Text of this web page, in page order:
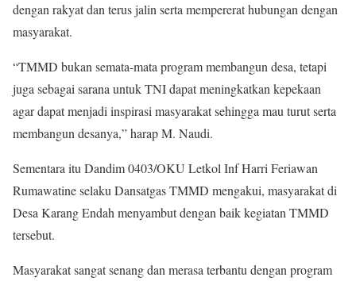
dengan rakyat dan terus jalin serta mempererat hubungan dengan
masyarakat.
“TMMD bukan semata-mata program membangun desa, tetapi
juga sebagai sarana untuk TNI dapat meningkatkan kepekaan
agar dapat menjadi inspirasi masyarakat sehingga mau turut serta
membangun desanya,” harap M. Naudi.
Sementara itu Dandim 0403/OKU Letkol Inf Harri Feriawan
Rumawatine selaku Dansatgas TMMD mengakui, masyarakat di
Desa Karang Endah menyambut dengan baik kegiatan TMMD
tersebut.
Masyarakat sangat senang dan merasa terbantu dengan program